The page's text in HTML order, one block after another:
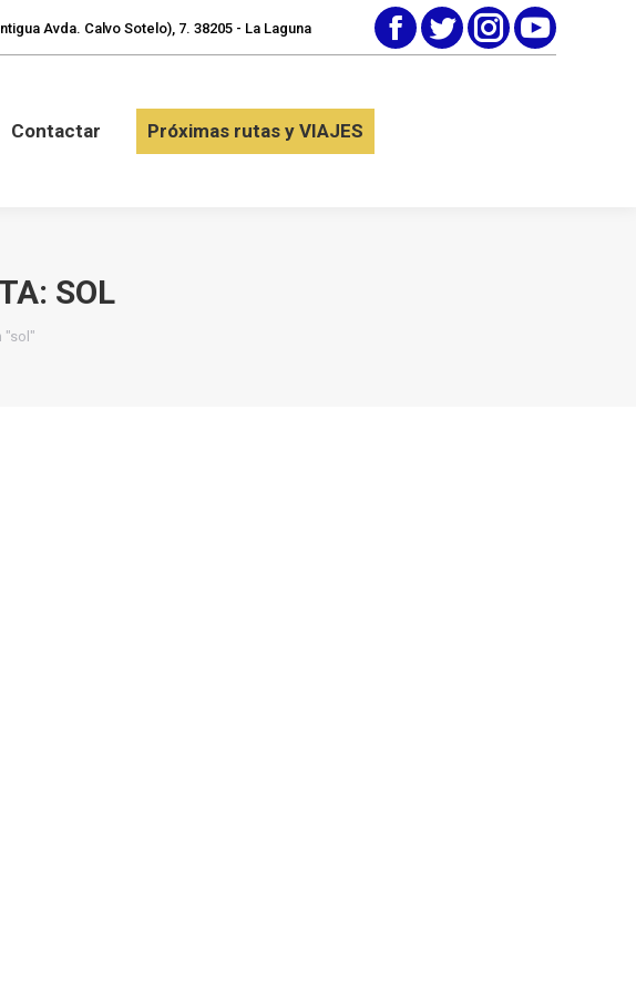
Avda. Calvo Sotelo), 7. 38205 - La Laguna
FacebookTwitterInstagramYouTube
Contactar Próximas rutas y VIAJES
SOL
"sol"